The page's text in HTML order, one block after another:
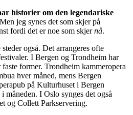
historier om den legendariske
jeg synes det som skjer på
fordi det er noe som skjernå.
også. Det arrangeres ofte
I Bergen og Trondheim har
former. Trondheim kammeropera
hver måned, mens Bergen
på Kulturhuset i Bergen
måneden. I Oslo synges det også
og Collett Parkservering.